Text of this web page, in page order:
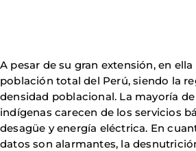
A pesar de su gran extensión, en ella
población total del Perú, siendo la
densidad poblacional. La mayoría
indígenas carecen de los servicios
desagüe y energía eléctrica. En
datos son alarmantes, la